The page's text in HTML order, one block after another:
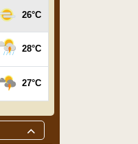
